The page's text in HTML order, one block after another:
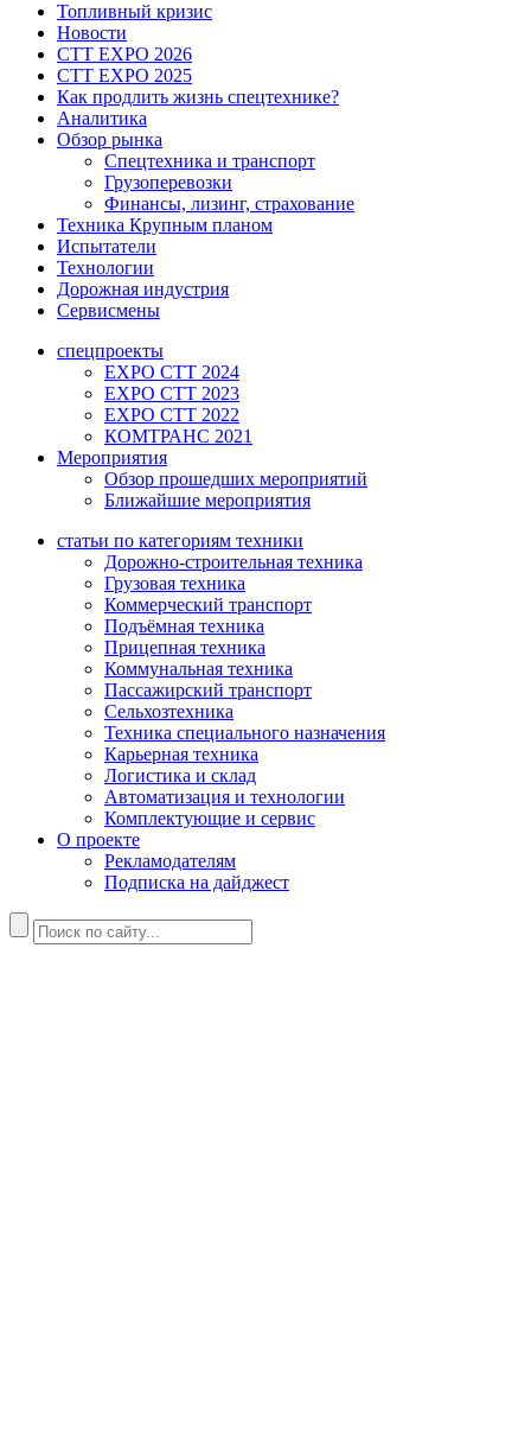
Топливный кризис
Новости
CTT EXPO 2026
CTT EXPO 2025
Как продлить жизнь спецтехнике?
Аналитика
Обзор рынка
Спецтехника и транспорт
Грузоперевозки
Финансы, лизинг, страхование
Техника Крупным планом
Испытатели
Технологии
Дорожная индустрия
Сервисмены
спецпроекты
EXPO CTT 2024
EXPO CTT 2023
EXPO CTT 2022
КОМТРАНС 2021
Мероприятия
Обзор прошедших мероприятий
Ближайшие мероприятия
статьи по категориям техники
Дорожно-строительная техника
Грузовая техника
Коммерческий транспорт
Подъёмная техника
Прицепная техника
Коммунальная техника
Пассажирский транспорт
Сельхозтехника
Техника специального назначения
Карьерная техника
Логистика и склад
Автоматизация и технологии
Комплектующие и сервис
О проекте
Рекламодателям
Подписка на дайджест